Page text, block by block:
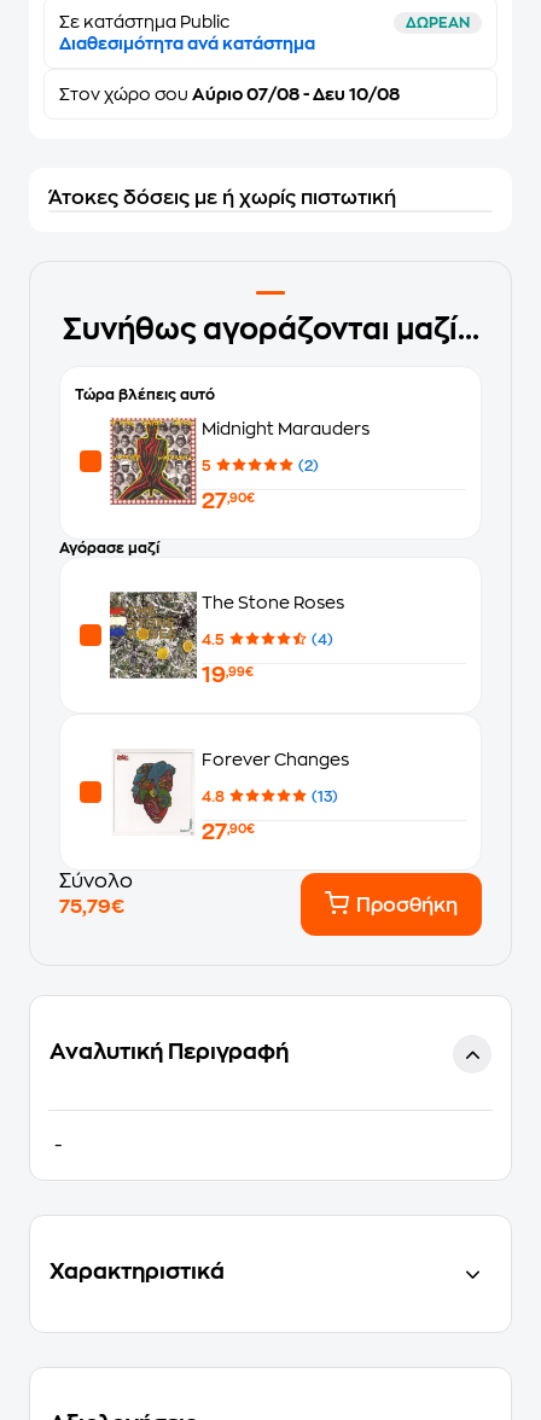
Σε κατάστημα Public ΔΩΡΕΑΝ
Διαθεσιμότητα ανά κατάστημα
Στον χώρο σου Αύριο 07/08 - Δευ 10/08
Άτοκες δόσεις με ή χωρίς πιστωτική
Συνήθως αγοράζονται μαζί...
Τώρα βλέπεις αυτό
Midnight Marauders
5 (2)
27,90€
Αγόρασε μαζί
The Stone Roses
4.5 (4)
19,99€
Forever Changes
4.8 (13)
27,90€
Σύνολο
75,79€
Προσθήκη
Αναλυτική Περιγραφή
-
Χαρακτηριστικά